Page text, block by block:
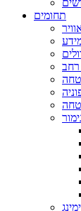
תחומים
רחב